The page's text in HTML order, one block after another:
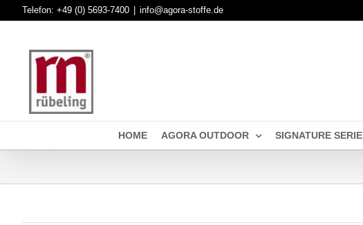
to
Telefon: +49 (0) 5693-7400 info@agora-stoffe.de
HOME AGORA OUTDOOR SIGNATURE SERIE